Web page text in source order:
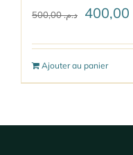
د.م.500,00
Le
initial
était :
Ajouter au panier